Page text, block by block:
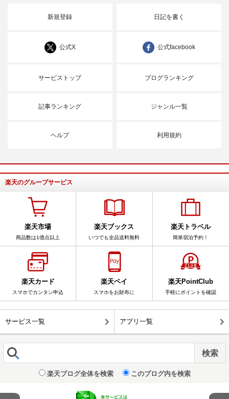
新規登録 日記を書く
公式X 公式facebook
サービストップ ブログランキング
記事ランキング ジャンル一覧
ヘルプ 利用規約
楽天のグループサービス
楽天市場
商品数は1億点以上
楽天ブックス
いつでも全品送料無料
楽天トラベル
簡単宿泊予約！
楽天カード
スマホでカンタン申込
楽天ペイ
スマホをお財布に
楽天PointClub
手軽にポイントを確認
サービス一覧 アプリ一覧
楽天ブログ全体を検索 このブログ内を検索